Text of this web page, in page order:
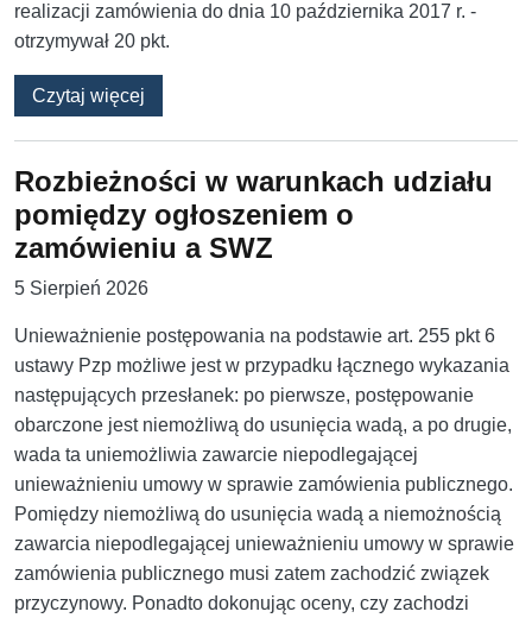
realizacji zamówienia do dnia 10 października 2017 r. -
otrzymywał 20 pkt.
Czytaj więcej
Rozbieżności w warunkach udziału
pomiędzy ogłoszeniem o
zamówieniu a SWZ
5 Sierpień 2026
Unieważnienie postępowania na podstawie art. 255 pkt 6
ustawy Pzp możliwe jest w przypadku łącznego wykazania
następujących przesłanek: po pierwsze, ‎postępowanie
obarczone jest niemożliwą do usunięcia wadą, a ‎po drugie,
wada ta uniemożliwia zawarcie niepodlegającej
unieważnieniu umowy w sprawie zamówienia publicznego.
Pomiędzy niemożliwą do usunięcia wadą a niemożnością
zawarcia niepodlegającej unieważnieniu umowy w sprawie
zamówienia publicznego musi zatem zachodzić związek
przyczynowy. Ponadto dokonując oceny, czy zachodzi